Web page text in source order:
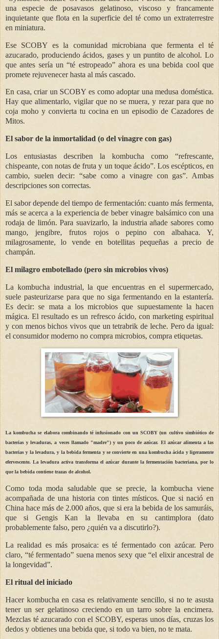
una especie de posavasos gelatinoso, viscoso y francamente
inquietante que flota en la superficie del té como un extraterrestre
en miniatura.
Ese SCOBY es la comunidad microbiana que fermenta el té
azucarado, produciendo ácidos, gases y un puntito de alcohol. Lo
que antes sería un “té estropeado” ahora es una bebida cool que
promete rejuvenecer hasta al más cascado.
En casa, criar un SCOBY es como adoptar una medusa doméstica.
Hay que alimentarlo, vigilar que no se muera, y rezar para que no
coja moho y convierta tu cocina en un episodio de Cazadores de
Mitos.
El sabor de la inmortalidad (o del vinagre con gas)
Los entusiastas describen la kombucha como “refrescante,
chispeante, con notas de fruta y un toque ácido”. Los escépticos, en
cambio, suelen decir: “sabe como a vinagre con gas”. Ambas
descripciones son correctas.
El sabor depende del tiempo de fermentación: cuanto más fermenta,
más se acerca a la experiencia de beber vinagre balsámico con una
rodaja de limón. Para suavizarlo, la industria añade sabores como
mango, jengibre, frutos rojos o pepino con albahaca. Y,
milagrosamente, lo vende en botellitas pequeñas a precio de
champán.
El milagro embotellado (pero sin microbios vivos)
La kombucha industrial, la que encuentras en el supermercado,
suele pasteurizarse para que no siga fermentando en la estantería.
Es decir: se mata a los microbios que supuestamente la hacen
mágica. El resultado es un refresco ácido, con marketing espiritual
y con menos bichos vivos que un tetrabrik de leche. Pero da igual:
el consumidor moderno no compra microbios, compra etiquetas.
La kombucha se elabora combinando té infusionado con un SCOBY (un cultivo simbiótico de
bacterias y levaduras, a veces llamado "madre") y un poco de azúcar. El azúcar alimenta a las
bacterias y la levadura, y la bebida fermenta y se convierte en una kombucha ácida y ligeramente
efervescente. La levadura activa transforma el azúcar durante la fermentación bacteriana, por lo
que la bebida contiene trazas de alcohol.
Como toda moda saludable que se precie, la kombucha viene
acompañada de una historia con tintes místicos. Que si nació en
China hace más de 2.000 años, que si era la bebida de los samuráis,
que si Gengis Kan la llevaba en su cantimplora (dato
probablemente falso, pero ¿quién va a discutirlo?).
La realidad es más prosaica: es té fermentado con azúcar. Pero
claro, “té fermentado” suena menos sexy que “el elixir ancestral de
la longevidad”.
El ritual del iniciado
Hacer kombucha en casa es relativamente sencillo, si no te asusta
tener un ser gelatinoso creciendo en un tarro sobre la encimera.
Mezclas té azucarado con el SCOBY, esperas unos días, cruzas los
dedos y obtienes una bebida que, si todo va bien, no te mata.